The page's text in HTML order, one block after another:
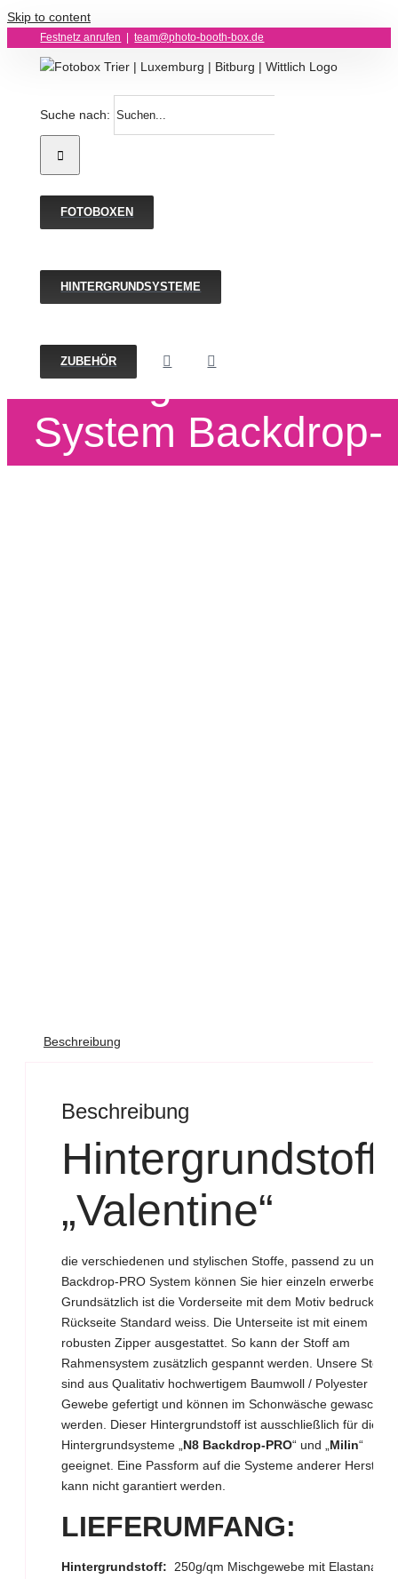
Skip to content
Festnetz anrufen team@photo-booth-box.de
Suche nach:
FOTOBOXEN
HINTERGRUNDSYSTEME
ZUBEHÖR
Hintergrundstoff für
System Backdrop-
PRO
Beschreibung
Beschreibung
Hintergrundstoff
„Valentine“
die verschiedenen und stylischen Stoffe, passend zu
Backdrop-PRO System können Sie hier einzeln erwerben.
Grundsätzlich ist die Vorderseite mit dem Motiv bedruckt
Rückseite Standard weiss. Die Unterseite ist mit einem
robusten Zipper ausgestattet. So kann der Stoff am
Rahmensystem zusätzlich gespannt werden. Unsere Stoffe
sind aus Qualitativ hochwertigem Baumwoll / Polyester
Gewebe gefertigt und können im Schonwäsche gewaschen
werden. Dieser Hintergrundstoff ist ausschließlich für die
Hintergrundsysteme „ N8 Backdrop-PRO“ und „ Milin“
geeignet. Eine Passform auf die Systeme anderer Hersteller
kann nicht garantiert werden.
LIEFERUMFANG:
Hintergrundstoff:
250g/qm Mischgewebe mit